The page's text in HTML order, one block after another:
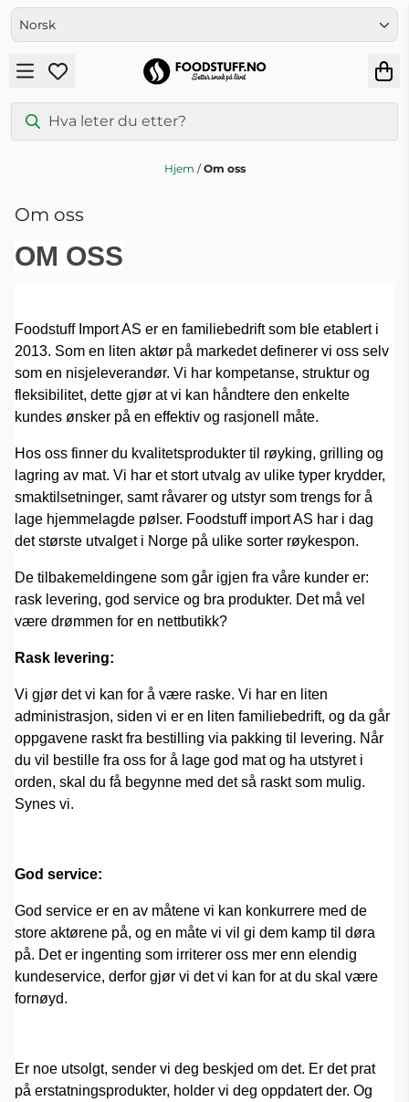
Hopp til innhold
Hjem /Om oss
Om oss
OM OSS
Foodstuff Import AS er en familiebedrift som ble etablert i
2013. Som en liten aktør på markedet definerer vi oss selv
som en nisjeleverandør. Vi har kompetanse, struktur og
fleksibilitet, dette gjør at vi kan håndtere den enkelte
kundes ønsker på en effektiv og rasjonell måte.
Hos oss finner du kvalitetsprodukter til røyking, grilling og
lagring av mat. Vi har et stort utvalg av ulike typer krydder,
smaktilsetninger, samt råvarer og utstyr som trengs for å
lage hjemmelagde pølser. Foodstuff import AS har i dag
det største utvalget i Norge på ulike sorter røykespon.
De tilbakemeldingene som går igjen fra våre kunder er:
rask levering, god service og bra produkter. Det må vel
være drømmen for en nettbutikk?
Rask levering:
Vi gjør det vi kan for å være raske. Vi har en liten
administrasjon, siden vi er en liten familiebedrift, og da går
oppgavene raskt fra bestilling via pakking til levering. Når
du vil bestille fra oss for å lage god mat og ha utstyret i
orden, skal du få begynne med det så raskt som mulig.
Synes vi.
God service:
God service er en av måtene vi kan konkurrere med de
store aktørene på, og en måte vi vil gi dem kamp til døra
på. Det er ingenting som irriterer oss mer enn elendig
kundeservice, derfor gjør vi det vi kan for at du skal være
fornøyd.
Er noe utsolgt, sender vi deg beskjed om det. Er det prat
på erstatningsprodukter, holder vi deg oppdatert der. Og